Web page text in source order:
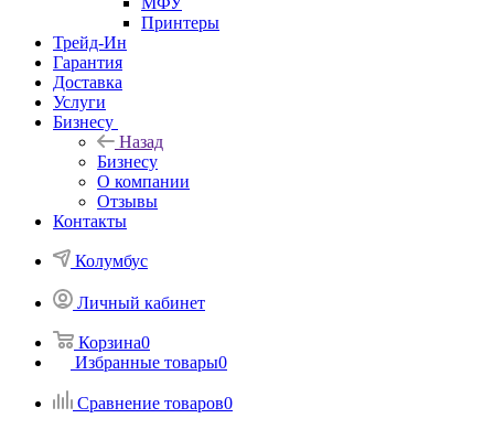
Принтеры
Трейд-Ин
Гарантия
Доставка
Услуги
Бизнесу
Назад
Бизнесу
О компании
Отзывы
Контакты
Колумбус
Личный кабинет
Корзина0
Избранные товары0
Сравнение товаров0